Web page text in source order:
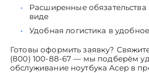
Расширенные
виде
Удобная логистика в
Готовы оформить заявку?
(800) 100-88-67 — мы подберём
обслуживание ноутбука Асер в